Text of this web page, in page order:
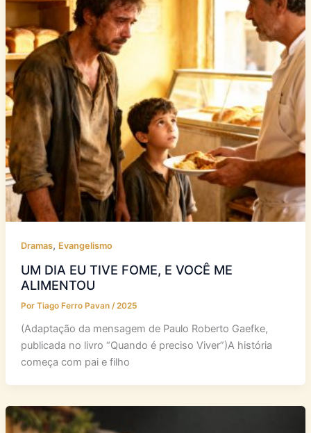
Dramas, Evangelismo
UM DIA EU TIVE FOME, E VOCÊ ME
ALIMENTOU
Por Tiago Ferro Pavan /2025
(Adaptação da mensagem de Paulo Roberto Gaefke,
publicada no livro “Quando é preciso Viver”)A história
começa com pai e filho